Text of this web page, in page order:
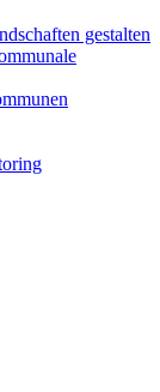
gestalten